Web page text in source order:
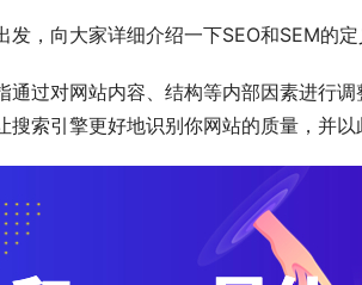
发，向大家详细介绍一下SEO和SEM的定
通过对网站内容、结构等内部因素进行
搜索引擎更好地识别你网站的质量，并以